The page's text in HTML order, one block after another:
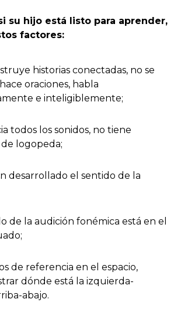
su hijo está listo para aprender,
factores:
historias conectadas, no se
oraciones, habla
e inteligiblemente;
todos los sonidos, no tiene
logopeda;
desarrollado el sentido de la
de la audición fonémica está en el
de referencia en el espacio,
dónde está la izquierda-
abajo.